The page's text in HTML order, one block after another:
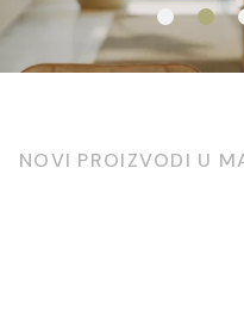
NOVI PROIZVODI U